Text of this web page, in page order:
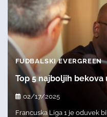
FUDBALSKI EVERGREEN
Top 5 najboljih
02/17/2025
Francuska Liga 1 je oduvek